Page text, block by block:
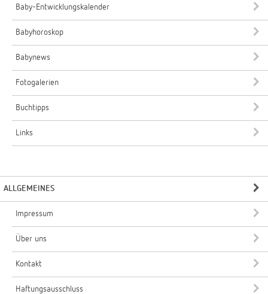
Baby-Entwicklungskalender
Babyhoroskop
Babynews
Fotogalerien
Buchtipps
Links
ALLGEMEINES
Impressum
Über uns
Kontakt
Haftungsausschluss